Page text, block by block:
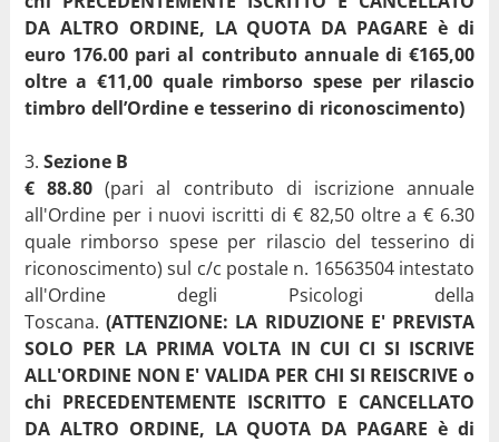
DA ALTRO ORDINE, LA QUOTA DA PAGARE è di
euro 176.00 pari al contributo annuale di €165,00
oltre a €11,00 quale rimborso spese per rilascio
timbro dell’Ordine e tesserino di riconoscimento)
Sezione B
€ 88.80 (pari al contributo di iscrizione annuale
all'Ordine per i nuovi iscritti di € 82,50 oltre a € 6.30
quale rimborso spese per rilascio del tesserino di
riconoscimento) sul c/c postale n. 16563504 intestato
all'Ordine degli Psicologi della
Toscana.(ATTENZIONE: LA RIDUZIONE E' PREVISTA
SOLO PER LA PRIMA VOLTA IN CUI CI SI ISCRIVE
ALL'ORDINE NON E' VALIDA PER CHI SI REISCRIVE o
chi PRECEDENTEMENTE ISCRITTO E CANCELLATO
DA ALTRO ORDINE, LA QUOTA DA PAGARE è di